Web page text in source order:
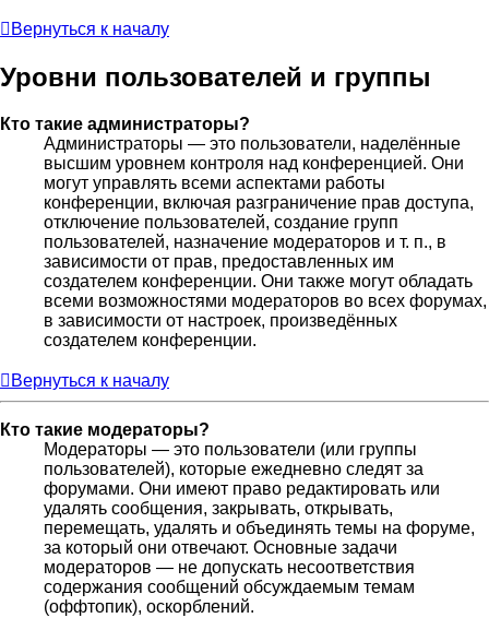
Вернуться к началу
Уровни пользователей и группы
Кто такие администраторы?
Администраторы — это пользователи, наделённые
высшим уровнем контроля над конференцией. Они
могут управлять всеми аспектами работы
конференции, включая разграничение прав доступа,
отключение пользователей, создание групп
пользователей, назначение модераторов и т. п., в
зависимости от прав, предоставленных им
создателем конференции. Они также могут обладать
всеми возможностями модераторов во всех форумах,
в зависимости от настроек, произведённых
создателем конференции.
Вернуться к началу
Кто такие модераторы?
Модераторы — это пользователи (или группы
пользователей), которые ежедневно следят за
форумами. Они имеют право редактировать или
удалять сообщения, закрывать, открывать,
перемещать, удалять и объединять темы на форуме,
за который они отвечают. Основные задачи
модераторов — не допускать несоответствия
содержания сообщений обсуждаемым темам
(оффтопик), оскорблений.